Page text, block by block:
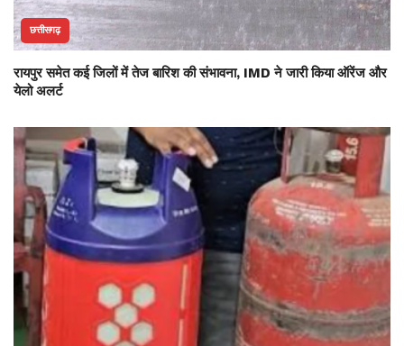
छत्तीसगढ़
रायपुर समेत कई जिलों में तेज बारिश की संभावना, IMD ने जारी किया ऑरेंज और
येलो अलर्ट